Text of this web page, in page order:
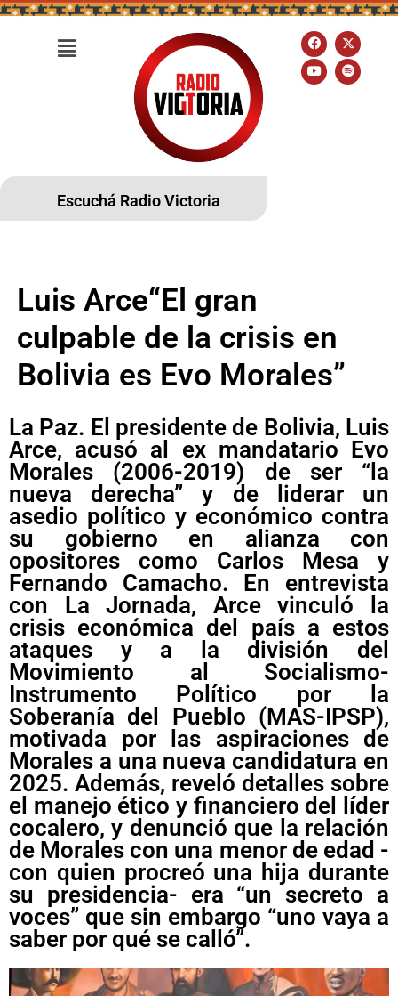
Escuchá Radio Victoria
Luis Arce“El gran
culpable de la crisis en
Bolivia es Evo Morales”
La Paz. El presidente de Bolivia, Luis
Arce, acusó al ex mandatario Evo
Morales (2006-2019) de ser “la
nueva derecha” y de liderar un
asedio político y económico contra
su gobierno en alianza con
opositores como Carlos Mesa y
Fernando Camacho. En entrevista
con La Jornada, Arce vinculó la
crisis económica del país a estos
ataques y a la división del
Movimiento al Socialismo-
Instrumento Político por la
Soberanía del Pueblo (MAS-IPSP),
motivada por las aspiraciones de
Morales a una nueva candidatura en
2025. Además, reveló detalles sobre
el manejo ético y financiero del líder
cocalero, y denunció que la relación
de Morales con una menor de edad -
con quien procreó una hija durante
su presidencia- era “un secreto a
voces” que sin embargo “uno vaya a
saber por qué se calló”.